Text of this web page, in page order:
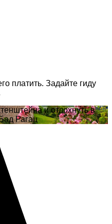
платить. Задайте гиду
и отдохнуть в
Рагац